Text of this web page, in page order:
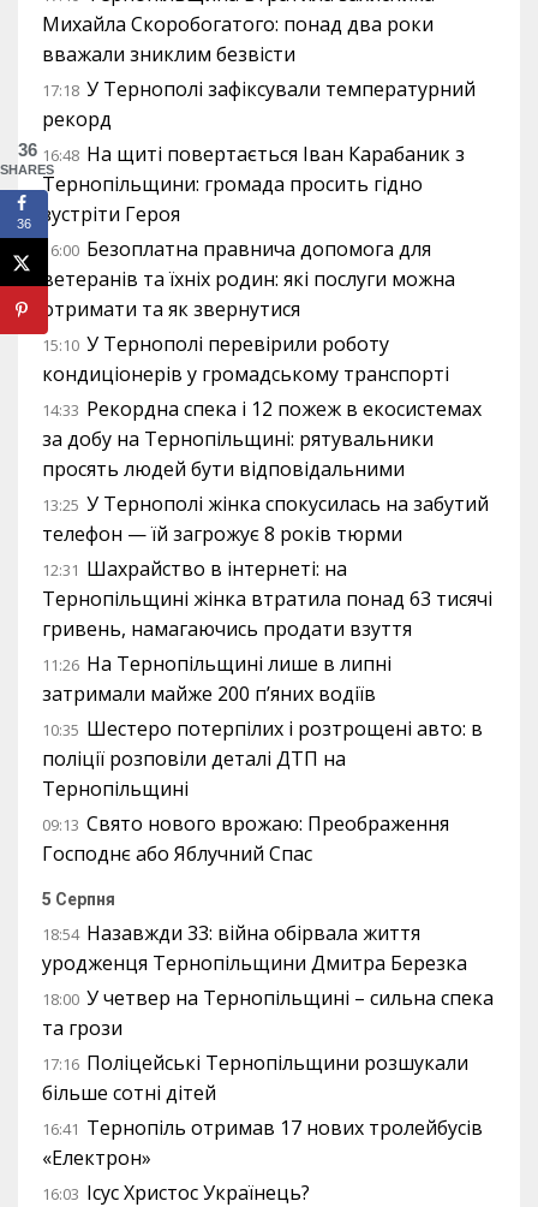
Михайла Скоробогатого: понад два роки
вважали зниклим безвісти
17:18 У Тернополі зафіксували температурний
рекорд
16:48 На щиті повертається Іван Карабаник з
Тернопільщини: громада просить гідно
зустріти Героя
16:00 Безоплатна правнича допомога для
ветеранів та їхніх родин: які послуги можна
отримати та як звернутися
15:10 У Тернополі перевірили роботу
кондиціонерів у громадському транспорті
14:33 Рекордна спека і 12 пожеж в екосистемах
за добу на Тернопільщині: рятувальники
просять людей бути відповідальними
13:25 У Тернополі жінка спокусилась на забутий
телефон — їй загрожує 8 років тюрми
12:31 Шахрайство в інтернеті: на
Тернопільщині жінка втратила понад 63 тисячі
гривень, намагаючись продати взуття
11:26 На Тернопільщині лише в липні
затримали майже 200 п’яних водіїв
10:35 Шестеро потерпілих і розтрощені авто: в
поліції розповіли деталі ДТП на
Тернопільщині
09:13 Свято нового врожаю: Преображення
Господнє або Яблучний Спас
5 Серпня
18:54 Назавжди 33: війна обірвала життя
уродженця Тернопільщини Дмитра Березка
18:00 У четвер на Тернопільщині – сильна спека
та грози
17:16 Поліцейські Тернопільщини розшукали
більше сотні дітей
16:41 Тернопіль отримав 17 нових тролейбусів
«Електрон»
16:03 Ісус Христос Українець?
36
SHARES
36